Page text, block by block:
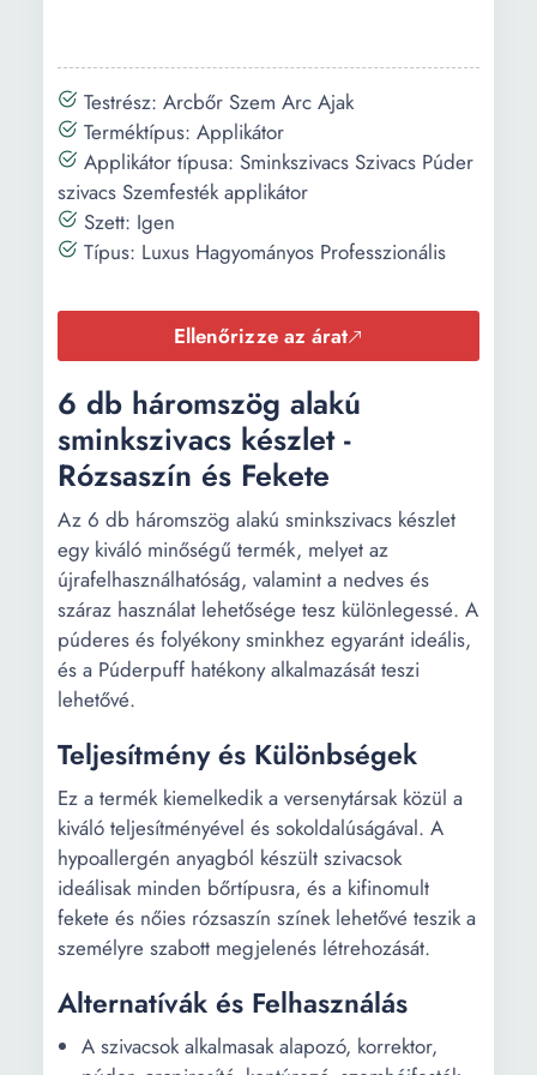
Testrész: Arcbőr Szem Arc Ajak
Terméktípus: Applikátor
Applikátor típusa: Sminkszivacs Szivacs Púder
szivacs Szemfesték applikátor
Szett: Igen
Típus: Luxus Hagyományos Professzionális
Ellenőrizze az árat
6 db háromszög alakú
sminkszivacs készlet -
Rózsaszín és Fekete
Az 6 db háromszög alakú sminkszivacs készlet
egy kiváló minőségű termék, melyet az
újrafelhasználhatóság, valamint a nedves és
száraz használat lehetősége tesz különlegessé. A
púderes és folyékony sminkhez egyaránt ideális,
és a Púderpuff hatékony alkalmazását teszi
lehetővé.
Teljesítmény és Különbségek
Ez a termék kiemelkedik a versenytársak közül a
kiváló teljesítményével és sokoldalúságával. A
hypoallergén anyagból készült szivacsok
ideálisak minden bőrtípusra, és a kifinomult
fekete és nőies rózsaszín színek lehetővé teszik a
személyre szabott megjelenés létrehozását.
Alternatívák és Felhasználás
A szivacsok alkalmasak alapozó, korrektor,